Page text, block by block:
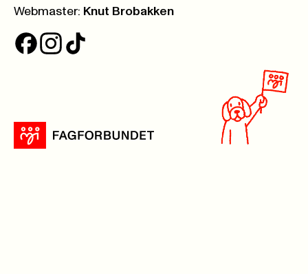
Webmaster: Knut Brobakken